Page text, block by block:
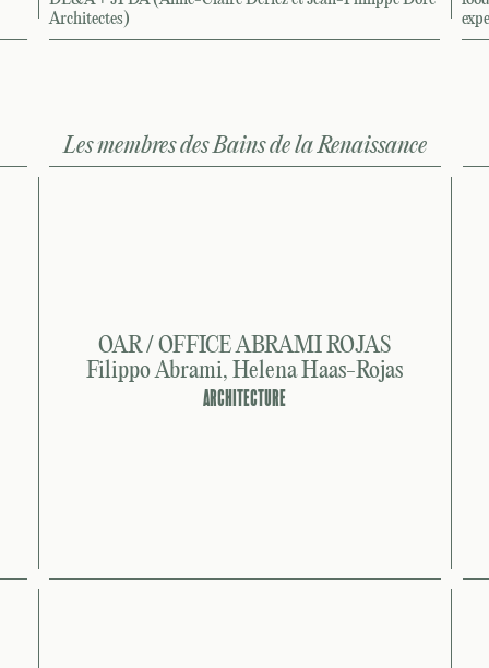
Architectes)
Les membres des Bains de la Renaissance
OAR / OFFICE ABRAMI ROJAS
Filippo Abrami, Helena Haas-Rojas
ARCHITECTURE